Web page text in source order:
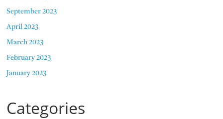
September 2023
April 2023
March 2023
February 2023
January 2023
Categories